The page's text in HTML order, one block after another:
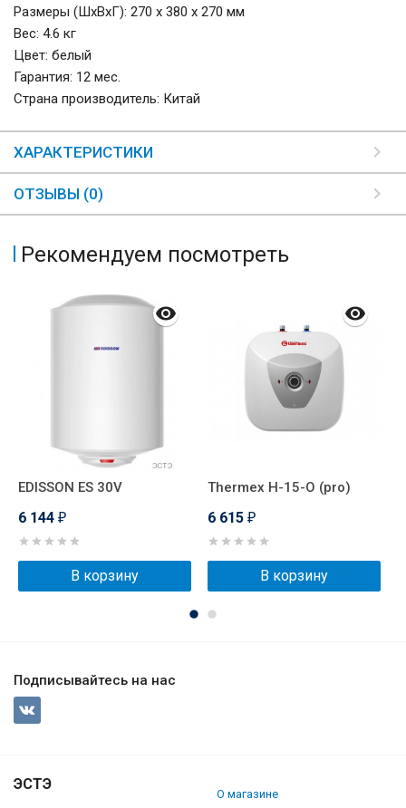
Размеры (ШхВхГ): 270 х 380 х 270 мм
Вес: 4.6 кг
Цвет: белый
Гарантия: 12 мес.
Страна производитель: Китай
ХАРАКТЕРИСТИКИ
ОТЗЫВЫ (0)
Рекомендуем посмотреть
EDISSON ES 30V
6 144 ₽
В корзину
Thermex H-15-O (pro)
6 615 ₽
В корзину
Подписывайтесь на нас
ЭСТЭ
О магазине